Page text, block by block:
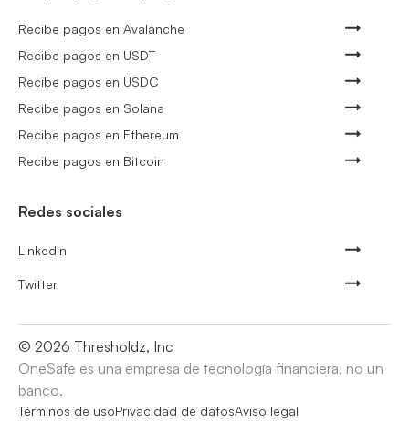
Recibe pagos en Avalanche
Recibe pagos en USDT
Recibe pagos en USDC
Recibe pagos en Solana
Recibe pagos en Ethereum
Recibe pagos en Bitcoin
Redes sociales
LinkedIn
Twitter
© 2026 Thresholdz, Inc
OneSafe es una empresa de tecnología financiera, no un
banco.
Términos de usoPrivacidad de datosAviso legal